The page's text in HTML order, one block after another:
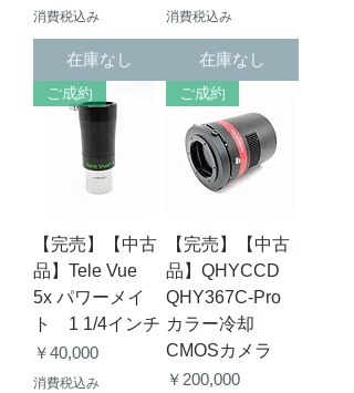
消費税込み
在庫なし
消費税込み
在庫なし
ご成約
【完売】【中古
品】Tele Vue
5x パワーメイ
ト 1 1/4インチ
価格
￥40,000
消費税込み
ご成約
【完売】【中古
品】QHYCCD
QHY367C-Pro
カラー冷却
CMOSカメラ
価格
￥200,000